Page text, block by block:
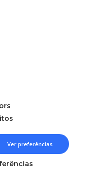
Ver preferências